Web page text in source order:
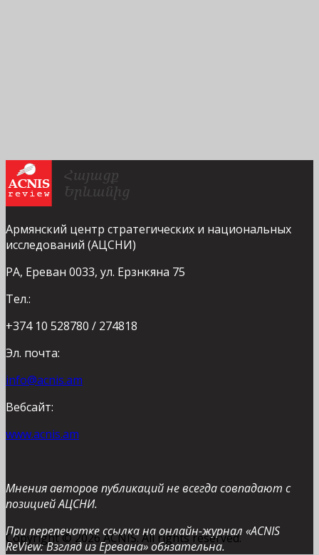
Армянский центр стратегических и национальных
исследований (АЦСНИ)
РА, Ереван 0033, ул. Ерзнкяна 75
Тел.:
+374 10 528780 / 274818
Эл. почта:
info@acnis.am
Вебсайт:
www.acnis.am
Мнения авторов публикаций не всегда совпадают с
позицией АЦСНИ.
При перепечатке ссылка на онлайн-журнал «ACNIS
ReView: Взгляд из Еревана» обязательна.
Copyright © 2026 ACNIS. All rights reserved.